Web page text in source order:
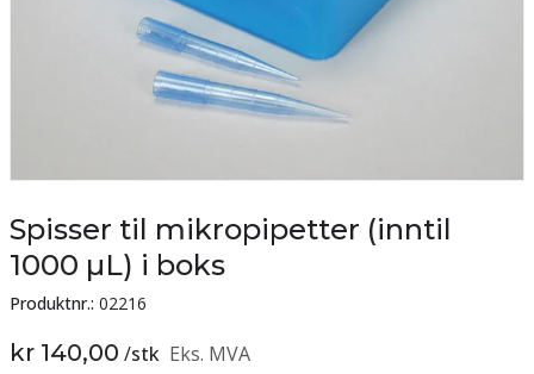
Spisser til mikropipetter (inntil
1000 µL) i boks
Produktnr.: 02216
kr 140,00 /stk Eks. MVA